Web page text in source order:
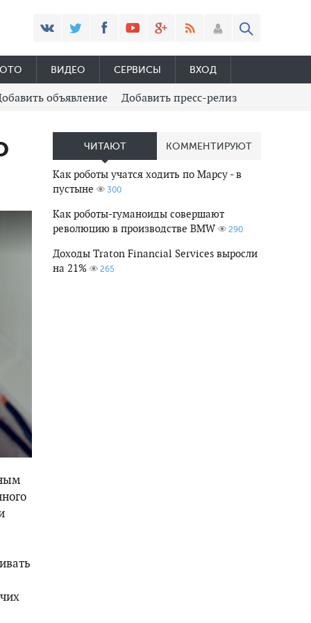
ВИДЕО СЕРВИСЫ ВХОД
объявление Добавить пресс-релиз
ЧИТАЮТ КОММЕНТИРУЮТ
Как роботы учатся ходить по Марсу - в
пустыне
300
Как роботы-гуманоиды совершают
революцию в производстве BMW
290
Доходы Traton Financial Services выросли
на 21%
265